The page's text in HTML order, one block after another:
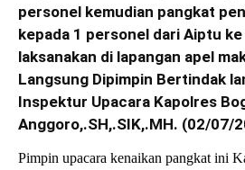
personel kemudian pangkat
kepada 1 personel dari Aiptu
laksanakan di lapangan apel
Langsung Dipimpin Bertindak
Inspektur Upacara Kapolres
Anggoro,.SH,.SIK,.MH. (02/07/
Pimpin upacara kenaikan pangkat ini